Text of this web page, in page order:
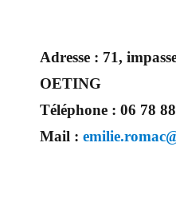
Adresse : 71,
OETING
Téléphone : 06 78
Mail :